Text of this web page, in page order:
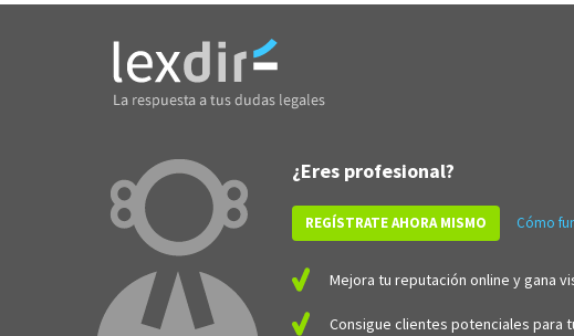
¿Eres profesional?
REGÍSTRATE AHORA MISMO Cómo
Mejora tu reputación online y gana
Consigue clientes potenciales para